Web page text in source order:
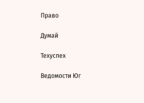
Право
Думай
Техуспех
Ведомости Юг